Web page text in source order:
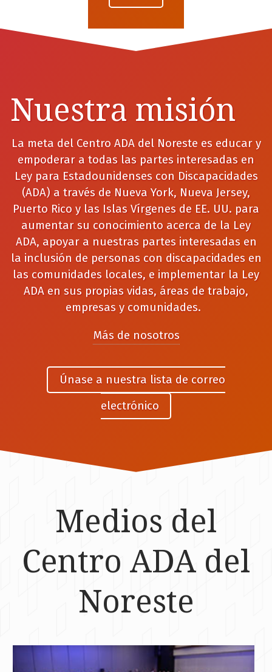
Nuestra misión
La meta del Centro ADA del Noreste es educar y
empoderar a todas las partes interesadas en
Ley para Estadounidenses con Discapacidades
(ADA) a través de Nueva York, Nueva Jersey,
Puerto Rico y las Islas Vírgenes de EE. UU. para
aumentar su conocimiento acerca de la Ley
ADA, apoyar a nuestras partes interesadas en
la inclusión de personas con discapacidades en
las comunidades locales, e implementar la Ley
ADA en sus propias vidas, áreas de trabajo,
empresas y comunidades.
Más de nosotros
Únase a nuestra lista de correo
electrónico
Medios del
Centro ADA del
Noreste